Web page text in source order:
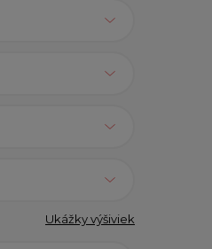
Ukážky výšiviek